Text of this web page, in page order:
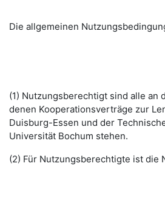
Die allgemeinen
(1) Nutzungsberechtigt sind alle
denen Kooperationsverträge zur
Duisburg-Essen und der
Universität Bochum stehen.
(2) Für Nutzungsberechtigte ist die